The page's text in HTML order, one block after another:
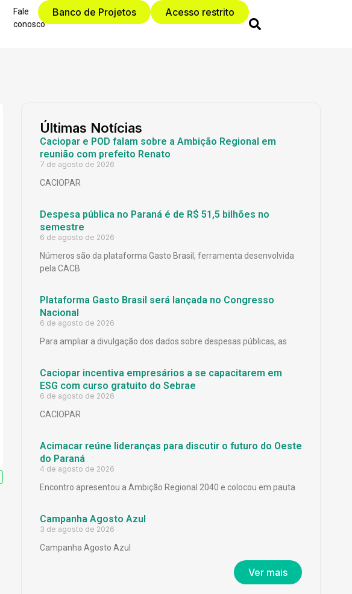
Fale
conosco
Banco de Projetos Acesso restrito
Últimas Notícias
Caciopar e POD falam sobre a Ambição Regional em
reunião com prefeito Renato
7 de agosto de 2026
CACIOPAR
Despesa pública no Paraná é de R$ 51,5 bilhões no
semestre
6 de agosto de 2026
Números são da plataforma Gasto Brasil, ferramenta desenvolvida
pela CACB
Plataforma Gasto Brasil será lançada no Congresso
Nacional
6 de agosto de 2026
Para ampliar a divulgação dos dados sobre despesas públicas, as
Caciopar incentiva empresários a se capacitarem em
ESG com curso gratuito do Sebrae
6 de agosto de 2026
CACIOPAR
Acimacar reúne lideranças para discutir o futuro do Oeste
do Paraná
4 de agosto de 2026
Encontro apresentou a Ambição Regional 2040 e colocou em pauta
Campanha Agosto Azul
3 de agosto de 2026
Campanha Agosto Azul
Ver mais